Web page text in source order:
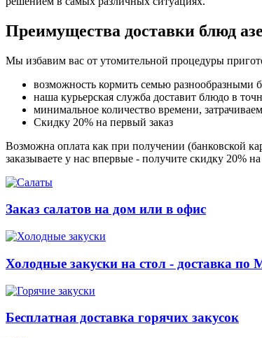
Преимущества доставки блюд
Мы избавим вас от утомительной процедуры
возможность кормить семью разнообразными
наша курьерская служба доставит блюдо в
минимальное количество времени,
Скидку 20% на первый заказ
Возможна оплата как при получении (банковской
заказываете у нас впервые - получите скидку 20%
Заказ салатов на дом или в офис
Холодные закуски на стол - доставка по
Бесплатная доставка горячих закусок